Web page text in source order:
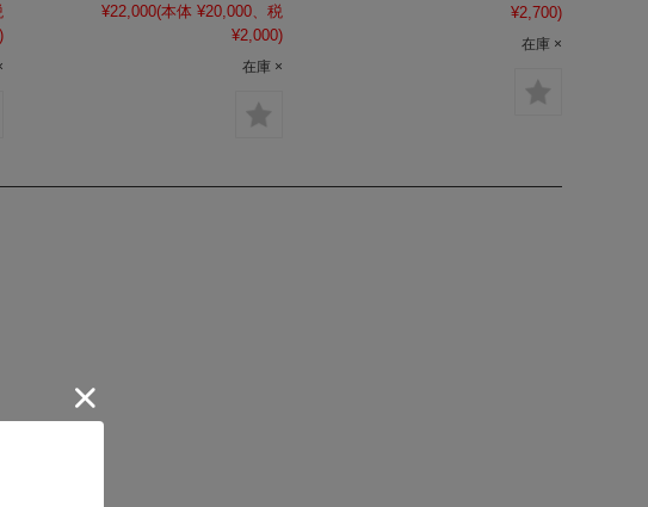
¥22,000(本体 ¥20,000、税
¥2,000)
在庫 ×
¥2,700)
在庫 ×